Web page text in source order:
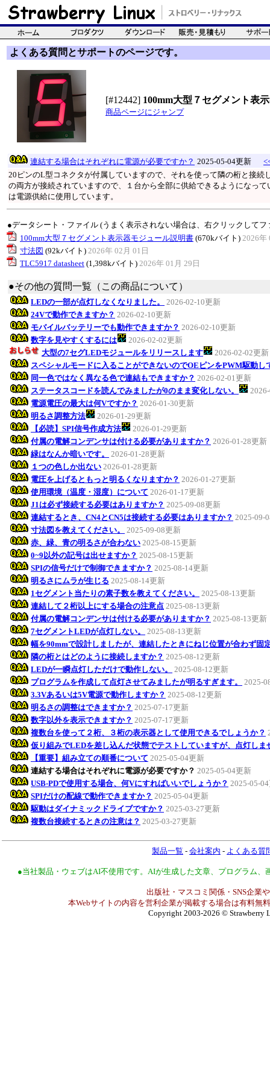
よくある質問とサポートのページです。
[#12442] 100mm大型７セグメント表
商品ページにジャンプ
連結する場合はそれぞれに電源が必要ですか？ 2025-05-04更新
20ピンのL型コネクタが付属していますので、それを使って隣の桁と接
の両方が接続されていますので、１台から全部に供給できるようになっ
は電源供給に使用しています。
●データシート・ファイル (うまく表示されない場合は、右クリックして
100mm大型７セグメント表示器モジュール説明書 (670kバイト) 2026年
寸法図 (92kバイト) 2026年 02月 01日
TLC5917 datasheet (1,398kバイト) 2026年 01月 29日
●その他の質問一覧（この商品について）
LEDの一部が点灯しなくなりました。
2026-02-10更新
24Vで動作できますか？ 2026-02-10更新
モバイルバッテリーでも動作できますか？ 2026-02-10更新
数字を見やすくするには
2026-02-02更新
大型の7セグLEDモジュールをリリースします
2026-02-02更新
スペシャルモードに入ることができないのでOEピンをPWM駆動し
同一色ではなく異なる色で連結もできますか？ 2026-02-01更新
ステータスコードを読んでみましたが0のまま変化しない。
電源電圧の最大は何Vですか？ 2026-01-30更新
明るさ調整方法
2026-01-29更新
【必読】SPI信号作成方法
2026-01-29更新
付属の電解コンデンサは付ける必要がありますか？ 2026-01-28更新
緑はなんか暗いです。
2026-01-28更新
１つの色しか出ない 2026-01-28更新
電圧を上げるともっと明るくなりますか？ 2026-01-27更新
使用環境（温度・湿度）について 2026-01-17更新
J1は必ず接続する必要はありますか？ 2025-09-08更新
連結するとき、CN4とCN5は接続する必要はありますか？ 2025-09-
寸法図を教えてください。
2025-09-08更新
赤、緑、青の明るさが合わない 2025-08-15更新
0~9以外の記号は出せますか？ 2025-08-15更新
SPIの信号だけで制御できますか？ 2025-08-14更新
明るさにムラが生じる 2025-08-14更新
1セグメント当たりの素子数を教えてください。
2025-08-13更新
連結して２桁以上にする場合の注意点 2025-08-13更新
付属の電解コンデンサは付ける必要がありますか？ 2025-08-13更新
7セグメントLEDが点灯しない。
2025-08-13更新
幅を90mmで設計しましたが、連結したときにねじ位置が合わず固
隣の桁とはどのように接続しますか？ 2025-08-12更新
LEDが一瞬点灯しただけで動作しない。
2025-08-12更新
プログラムを作成して点灯させてみましたが明るすぎます。
2025-
3.3Vあるいは5V電源で動作しますか？ 2025-08-12更新
明るさの調整はできますか？ 2025-07-17更新
数字以外を表示できますか？ 2025-07-17更新
複数台を使って２桁、３桁の表示器として使用できるでしょうか？
仮り組みでLEDを差し込んだ状態でテストしていますが、点灯しま
【重要】組み立ての順番について 2025-05-04更新
連結する場合はそれぞれに電源が必要ですか？ 2025-05-04更新
USB-PDで使用する場合、何Vにすればいいでしょうか？ 2025-05-
SPIだけの配線で動作できますか？ 2025-05-04更新
駆動はダイナミックドライブですか？ 2025-03-27更新
複数台接続するときの注意は？ 2025-03-27更新
製品一覧 - 会社案内 - よくある質
●当社製品・ウェブはAI不使用です。AIが生成した文章、プログラム
出版社・マスコミ関係・SNS企業
本Webサイトの内容を営利企業が掲載する場合は有料無
Copyright 2003-2026 © Strawberry